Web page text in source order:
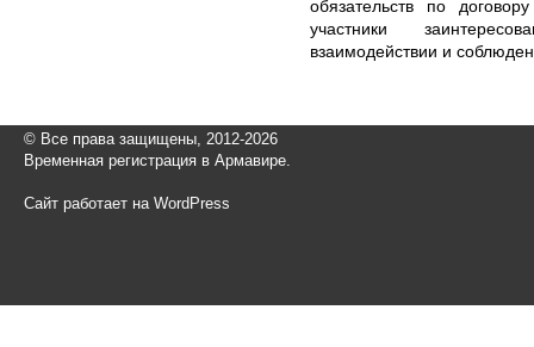
обязательств по
участники
взаимодействии и
© Все права защищены, 2012-2026
Временная регистрация в Армавире.
Сайт работает на WordPress